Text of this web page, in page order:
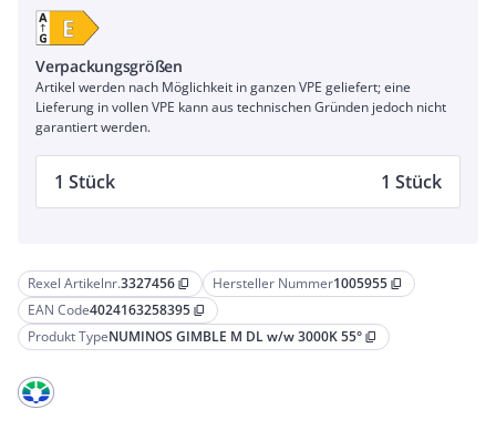
Rexel Artikelnr.3327456 content_copy Hersteller Nummer1005955 content_copy
EAN Code4024163258395 content_copy
Produkt TypeNUMINOS GIMBLE M DL w/w 3000K 55° content_copy
Verpackungsgrößen
Artikel werden nach Möglichkeit in ganzen VPE geliefert; eine
Lieferung in vollen VPE kann aus technischen Gründen jedoch nicht
garantiert werden.
1 Stück 1 Stück